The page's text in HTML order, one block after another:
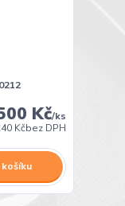
Kč/ks
Kčbez DPH